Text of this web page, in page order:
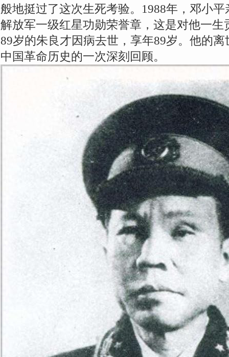
般地挺过了这次生死考验。1988年，邓小
解放军一级红星功勋荣誉章，这是对他一
89岁的朱良才因病去世，享年89岁。他的
中国革命历史的一次深刻回顾。